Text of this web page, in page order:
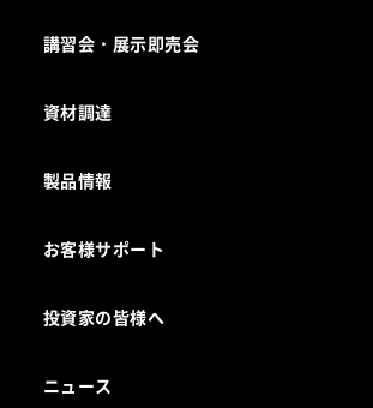
事業所一覧
講習会・展示即売会
資材調達
製品情報
電気・ガス別厨房機器
お客様サポート
アフターサービスお問合せ先
投資家の皆様へ
ニュース